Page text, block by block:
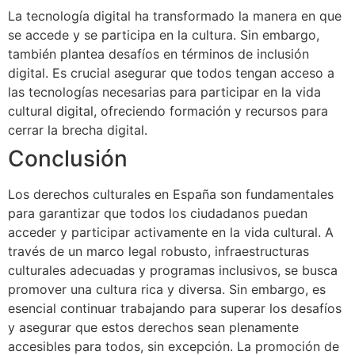
La tecnología digital ha transformado la manera en que
se accede y se participa en la cultura. Sin embargo,
también plantea desafíos en términos de inclusión
digital. Es crucial asegurar que todos tengan acceso a
las tecnologías necesarias para participar en la vida
cultural digital, ofreciendo formación y recursos para
cerrar la brecha digital.
Conclusión
Los derechos culturales en España son fundamentales
para garantizar que todos los ciudadanos puedan
acceder y participar activamente en la vida cultural. A
través de un marco legal robusto, infraestructuras
culturales adecuadas y programas inclusivos, se busca
promover una cultura rica y diversa. Sin embargo, es
esencial continuar trabajando para superar los desafíos
y asegurar que estos derechos sean plenamente
accesibles para todos, sin excepción. La promoción de